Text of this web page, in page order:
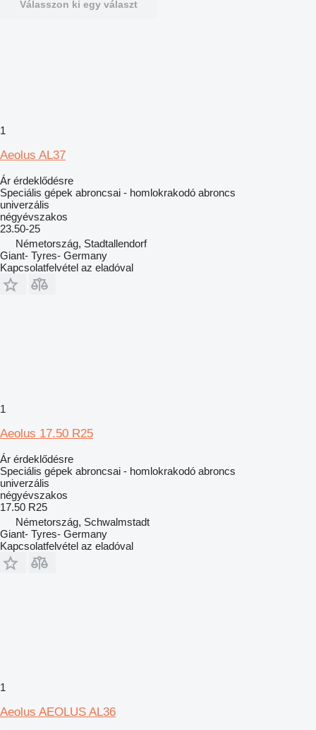
Válasszon ki egy választ
1
Aeolus AL37
Ár érdeklődésre
Speciális gépek abroncsai - homlokrakodó abroncs
univerzális
négyévszakos
23.50-25
Németország, Stadtallendorf
Giant- Tyres- Germany
Kapcsolatfelvétel az eladóval
1
Aeolus 17.50 R25
Ár érdeklődésre
Speciális gépek abroncsai - homlokrakodó abroncs
univerzális
négyévszakos
17.50 R25
Németország, Schwalmstadt
Giant- Tyres- Germany
Kapcsolatfelvétel az eladóval
1
Aeolus AEOLUS AL36